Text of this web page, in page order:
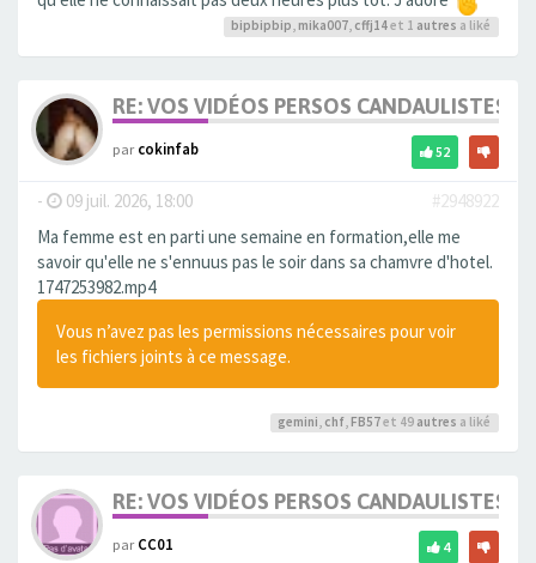
bipbipbip, mika007, cffj14et 1 autres a liké
RE: VOS VIDÉOS PERSOS CANDAULISTES
parcokinfab 52
- 09 juil. 2026, 18:00
#2948922
Ma femme est en parti une semaine en formation,elle me
savoir qu'elle ne s'ennuus pas le soir dans sa chamvre d'hotel.
1747253982.mp4
Vous n’avez pas les permissions nécessaires pour voir
les fichiers joints à ce message.
gemini, chf, FB57et 49 autres a liké
RE: VOS VIDÉOS PERSOS CANDAULISTES
parCC01 4